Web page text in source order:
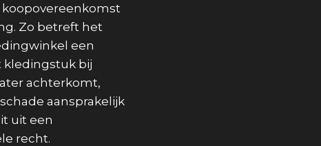
Zo betreft het
een
kledingstuk bij
achterkomt,
aansprakelijk
uit een
recht.